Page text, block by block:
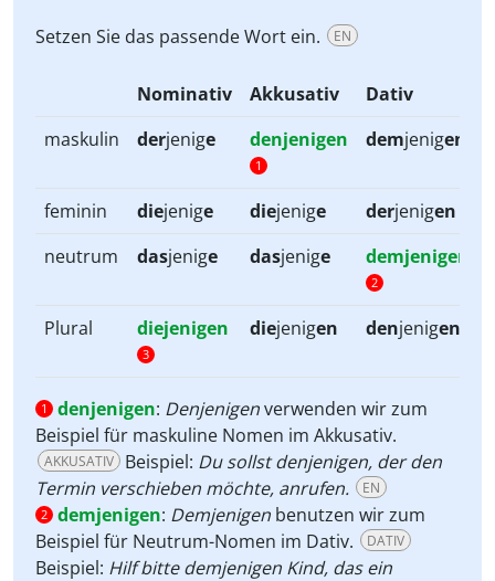
Setzen Sie das passende Wort ein. EN
Nominativ Akkusativ
Dativ
maskulin
derjenige denjenigen
1
demjenigen
feminin diejenige diejenige derjenigen
neutrum
dasjenige dasjenige demjenigen
2
Plural diejenigen
3
diejenigen denjenigen
1 denjenigen: Denjenigenverwenden wir zum
Beispiel für maskuline Nomen im Akkusativ.
AKKUSATIV Beispiel: Du sollst denjenigen, der den
Termin verschieben möchte, anrufen.
EN
2 demjenigen: Demjenigen benutzen wir zum
Beispiel für Neutrum-Nomen im Dativ.
DATIV
Beispiel: Hilf bitte demjenigen Kind, das ein